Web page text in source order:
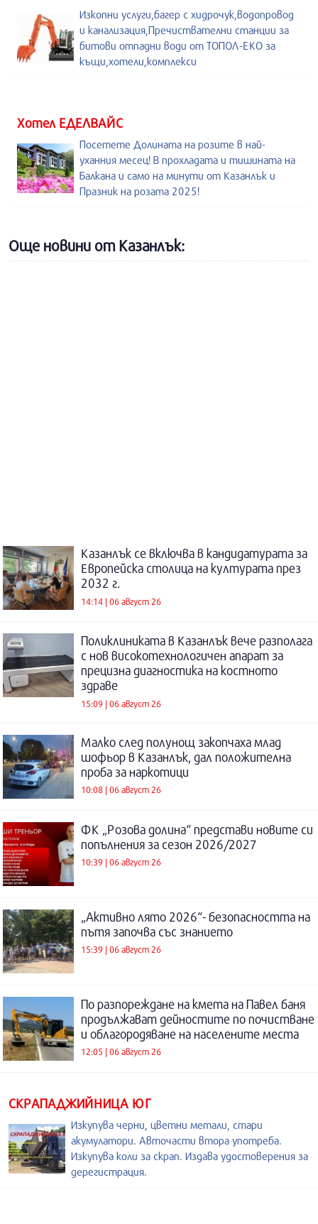
Изкопни услуги,багер с хидрочук,водопровод
и канализация,Пречиствателни станции за
битови отпадни води от ТОПОЛ-ЕКО за
къщи,хотели,комплекси
Хотел ЕДЕЛВАЙС
Посетете Долината на розите в най-
уханния месец! В прохладата и тишината на
Балкана и само на минути от Казанлък и
Празник на розата 2025!
Още новини от Казанлък:
Казанлък се включва в кандидатурата за
Европейска столица на културата през
2032 г.
14:14 | 06 август 26
Поликлиниката в Казанлък вече разполага
с нов високотехнологичен апарат за
прецизна диагностика на костното
здраве
15:09 | 06 август 26
Малко след полунощ закопчаха млад
шофьор в Казанлък, дал положителна
проба за наркотици
10:08 | 06 август 26
ФК „Розова долина“ представи новите си
попълнения за сезон 2026/2027
10:39 | 06 август 26
„Активно лято 2026“- безопасността на
пътя започва със знанието
15:39 | 06 август 26
По разпореждане на кмета на Павел баня
продължават дейностите по почистване
и облагородяване на населените места
12:05 | 06 август 26
СКРАПАДЖИЙНИЦА ЮГ
Изкупува черни, цветни метали, стари
акумулатори. Авточасти втора употреба.
Изкупува коли за скрап. Издава удостоверения за
дерегистрация.